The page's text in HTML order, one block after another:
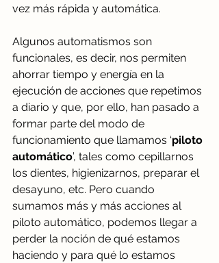
vez más rápida y automática.
Algunos automatismos son
funcionales, es decir, nos permiten
ahorrar tiempo y energía en la
ejecución de acciones que repetimos
a diario y que, por ello, han pasado a
formar parte del modo de
funcionamiento que llamamos ‘piloto
automático’, tales como cepillarnos
los dientes, higienizarnos, preparar el
desayuno, etc. Pero cuando
sumamos más y más acciones al
piloto automático, podemos llegar a
perder la noción de qué estamos
haciendo y para qué lo estamos